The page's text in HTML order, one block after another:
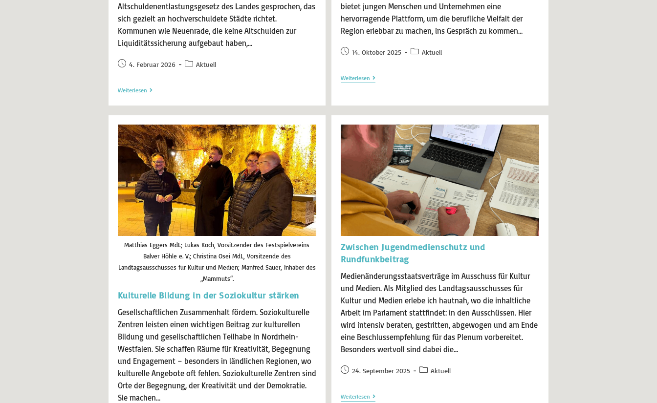
Altschuldenentlastungsgesetz des Landes gesprochen, das
sich gezielt an hochverschuldete Städte richtet.
Kommunen wie Neuenrade, die keine Altschulden zur
Liquiditätssicherung aufgebaut haben,…
4. Februar 2026 Aktuell
Weiterlesen
bietet jungen Menschen und Unternehmen eine
hervorragende Plattform, um die berufliche Vielfalt der
Region erlebbar zu machen, ins Gespräch zu kommen…
14. Oktober 2025 Aktuell
Weiterlesen
Matthias Eggers MdL; Lukas Koch, Vorsitzender des Festspielvereins
Balver Höhle e. V.; Christina Osei MdL, Vorsitzende des
Landtagsausschusses für Kultur und Medien; Manfred Sauer, Inhaber des
„Mammuts“.
Kulturelle Bildung in der Soziokultur stärken
Gesellschaftlichen Zusammenhalt fördern. Soziokulturelle
Zentren leisten einen wichtigen Beitrag zur kulturellen
Bildung und gesellschaftlichen Teilhabe in Nordrhein-
Westfalen. Sie schaffen Räume für Kreativität, Begegnung
und Engagement – besonders in ländlichen Regionen, wo
kulturelle Angebote oft fehlen. Soziokulturelle Zentren sind
Orte der Begegnung, der Kreativität und der Demokratie.
Sie machen…
Zwischen Jugendmedienschutz und
Rundfunkbeitrag
Medienänderungsstaatsverträge im Ausschuss für Kultur
und Medien. Als Mitglied des Landtagsausschusses für
Kultur und Medien erlebe ich hautnah, wo die inhaltliche
Arbeit im Parlament stattfindet: in den Ausschüssen. Hier
wird intensiv beraten, gestritten, abgewogen und am Ende
eine Beschlussempfehlung für das Plenum vorbereitet.
Besonders wertvoll sind dabei die…
24. September 2025 Aktuell
Weiterlesen